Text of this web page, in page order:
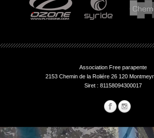
Association Free parapente
2153 Chemin de la Roliére 26 120
Siret : 81158094300017